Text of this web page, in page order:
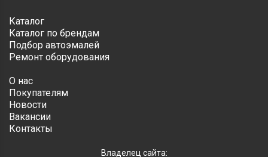
Каталог
Каталог по брендам
Подбор автоэмалей
Ремонт оборудования
О нас
Покупателям
Новости
Вакансии
Контакты
Владелец сайта: